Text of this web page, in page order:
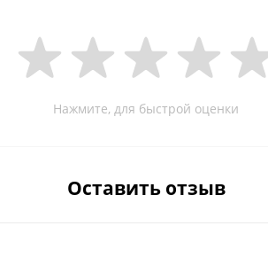
Нажмите, для быстрой оценки
Оставить отзыв